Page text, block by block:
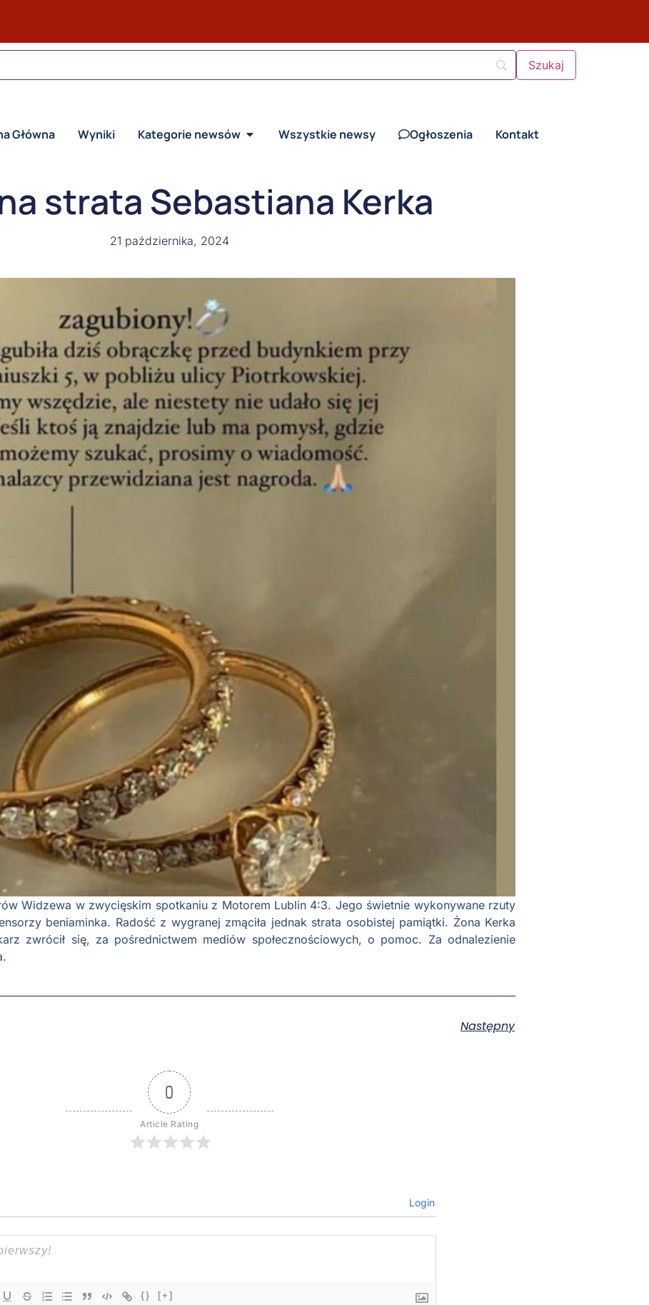
Główna Wyniki Kategorie newsów Wszystkie newsy Ogłoszenia Kontakt
strata Sebastiana Kerka
21 października, 2024
Widzewa w zwycięskim spotkaniu z Motorem Lublin 4:3. Jego świetnie wykonywane rzuty
beniaminka. Radość z wygranej zmąciła jednak strata osobistej pamiątki. Żona Kerka
zwrócił się, za pośrednictwem mediów społecznościowych, o pomoc. Za odnalezienie
Następny
0
Article Rating
Login
{} [+]